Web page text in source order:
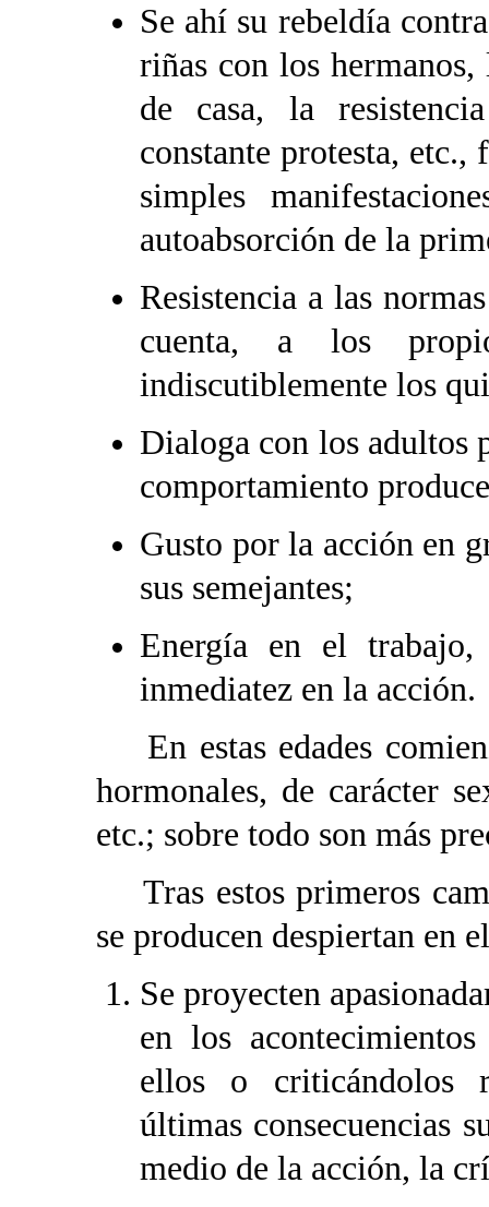
Se ahí su rebeldía
riñas con los
de casa, la
constante protesta, etc.,
simples
autoabsorción de la
Resistencia a las
cuenta, a los
indiscutiblemente los
Dialoga con los adultos
comportamiento
Gusto por la acción en
sus semejantes;
Energía en el trabajo,
inmediatez en la acción.
En estas edades
hormonales, de carácter
etc.; sobre todo son más
Tras estos primeros
se producen despiertan en
Se proyecten
en los
ellos o criticándolos
últimas consecuencias
medio de la acción, la